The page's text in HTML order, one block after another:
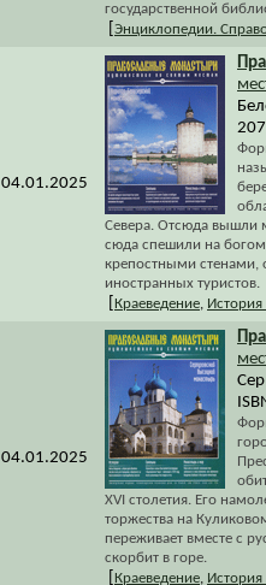
государственной
Энциклопедии.
04.01.2025
Севера. Отсюда вышли
сюда спешили на
крепостными стенами,
иностранных туристов.
Краеведение, История
04.01.2025
XVI столетия. Его
торжества на
переживает вместе с
скорбит в горе.
Краеведение, История